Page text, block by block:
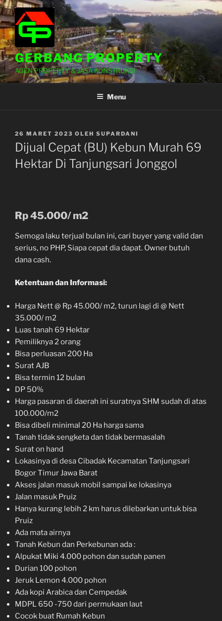
Lompat
ke
konten
GERBANG PROPERTY
AGEN PROPERTY & JASA KONSTRUKSI
Menu
DIPOSKAN
PADA
26 MARET 2023 OLEH SUPARDANI
Dijual Cepat (BU) Kebun Murah 69
Hektar Di Tanjungsari Jonggol
Rp 45.000/ m2
Semoga laku terjual bulan ini, cari buyer yang valid dan
serius, no PHP, Siapa cepat dia dapat. Owner butuh
dana cash.
Ketentuan dan Informasi:
Harga Nett @ Rp 45.000/ m2, turun lagi di @ Nett
35.000/ m2
Luas tanah 69 Hektar
Pemiliknya 2 orang
Bisa perluasan 200 Ha
Surat AJB
Bisa termin 12 bulan
DP 50%
Harga pasaran di daerah ini suratnya SHM sudah di atas
100.000/m2
Bisa dibeli minimal 20 Ha harga sama
Tanah tidak sengketa dan tidak bermasalah
Surat on hand
Lokasinya di desa Cibadak Kecamatan Tanjungsari
Bogor Timur Jawa Barat
Akses jalan masuk mobil sampai ke lokasinya
Jalan masuk Pruiz
Hanya kurang lebih 2 km harus dilebarkan untuk bisa
Pruiz
Ada mata airnya
Tanah Kebun dan Perkebunan ada :
Alpukat Miki 4.000 pohon dan sudah panen
Durian 100 pohon
Jeruk Lemon 4.000 pohon
Ada kopi Arabica dan Cempedak
MDPL 650 -750 dari permukaan laut
Cocok buat Rumah Kebun